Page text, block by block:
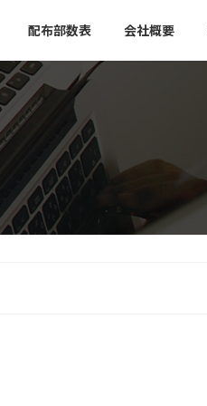
配布部数表 会社概要